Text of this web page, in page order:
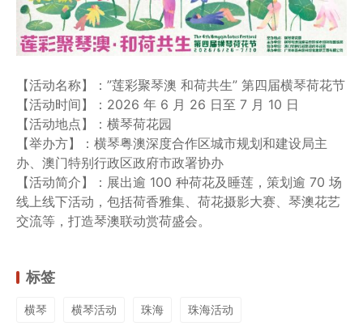
【活动名称】：”莲彩聚琴澳 和荷共生” 第四届横琴荷花节
【活动时间】：2026 年 6 月 26 日至 7 月 10 日
【活动地点】：横琴荷花园
【举办方】：横琴粤澳深度合作区城市规划和建设局主
办、澳门特别行政区政府市政署协办
【活动简介】：展出逾 100 种荷花及睡莲，策划逾 70 场
线上线下活动，包括荷香雅集、荷花摄影大赛、琴澳花艺
交流等，打造琴澳联动赏荷盛会。
标签
横琴 横琴活动 珠海 珠海活动